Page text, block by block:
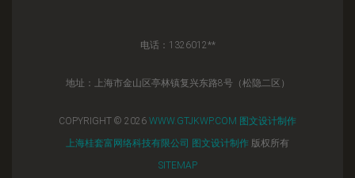
电话：1326012**
地址：上海市金山区亭林镇复兴东路8号（松隐二区）
COPYRIGHT © 2026 WWW.GTJKWP.COM 图文设计制作
上海桂套富网络科技有限公司 图文设计制作 版权所有
SITEMAP